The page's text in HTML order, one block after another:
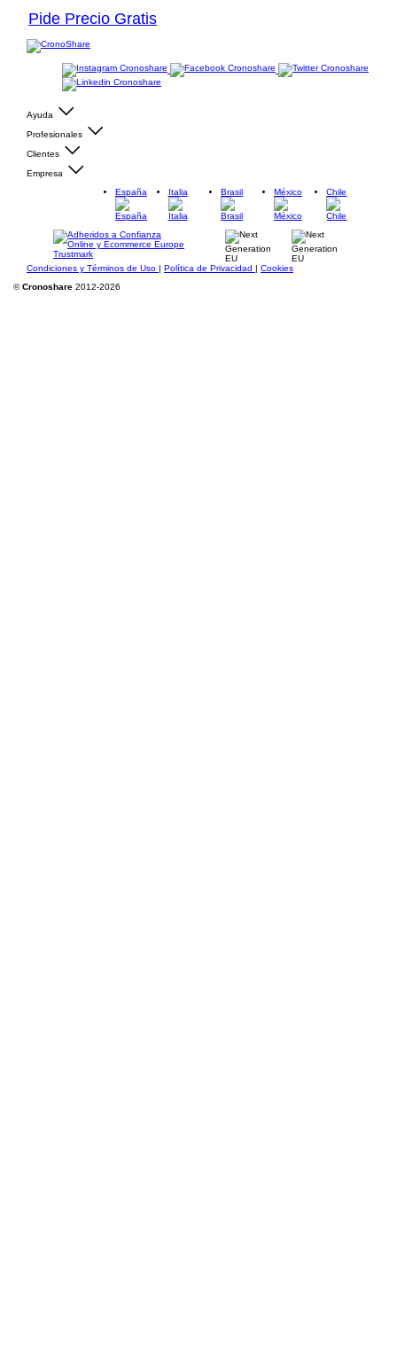
Pide Precio Gratis
Ayuda
Profesionales
Clientes
Empresa
España
Italia Brasil México Chile
Condiciones y Términos de Uso | Política de Privacidad | Cookies
©Cronoshare 2012-2026